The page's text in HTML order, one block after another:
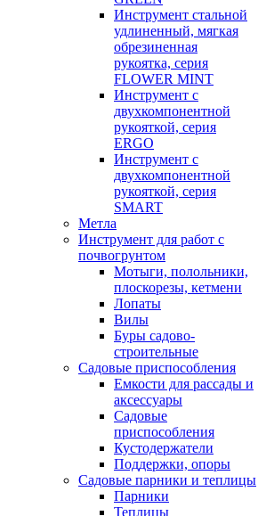
Инструмент стальной
удлиненный, мягкая
обрезиненная
рукоятка, серия
FLOWER MINT
Инструмент с
двухкомпонентной
рукояткой, серия
ERGO
Инструмент с
двухкомпонентной
рукояткой, серия
SMART
Метла
Инструмент для работ с
почвогрунтом
Мотыги, полольники,
плоскорезы, кетмени
Лопаты
Вилы
Буры садово-
строительные
Садовые приспособления
Емкости для рассады и
аксессуары
Садовые
приспособления
Кустодержатели
Поддержки, опоры
Садовые парники и теплицы
Парники
Теплицы